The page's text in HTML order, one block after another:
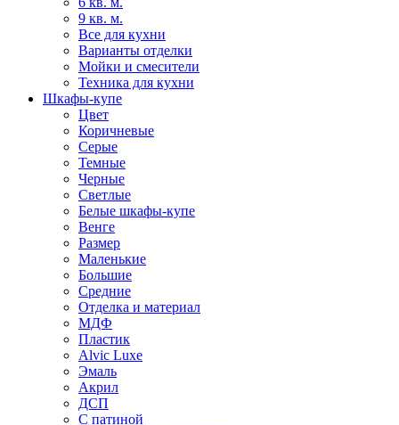
9 кв. м.
Все для кухни
Варианты отделки
Мойки и смесители
Техника для кухни
Шкафы-купе
Цвет
Коричневые
Серые
Темные
Черные
Светлые
Белые шкафы-купе
Венге
Размер
Маленькие
Большие
Средние
Отделка и материал
МДФ
Пластик
Alvic Luxe
Эмаль
Акрил
ДСП
С патиной